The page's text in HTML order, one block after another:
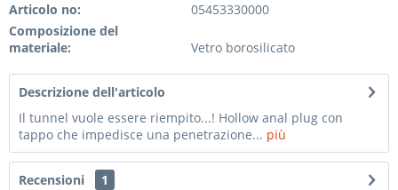
Articolo no:
05453330000
Composizione del
materiale:
Vetro borosilicato
Descrizione dell'articolo
Il tunnel vuole essere riempito...! Hollow anal plug con
tappo che impedisce una penetrazione... più
Recensioni
1